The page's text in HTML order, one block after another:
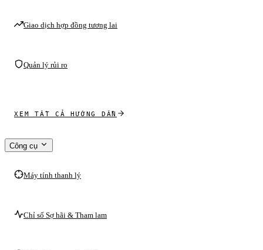
Giao dịch hợp đồng tương lai
Quản lý rủi ro
XEM TẤT CẢ HƯỚNG DẪN
Công cụ
Máy tính thanh lý
Chỉ số Sợ hãi & Tham lam